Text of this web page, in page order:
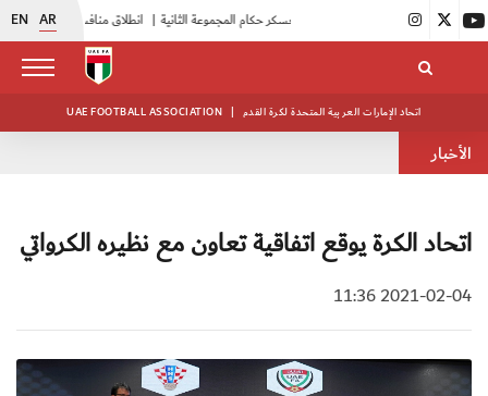
EN AR انطلاق منافسات بطولة النخبة لحرس الرئاسة | بدء فعاليات معسكر حكام المجموعة الثانية |
UAE FOOTBALL ASSOCIATION | اتحاد الإمارات العربية المتحدة لكرة القدم
الأخبار
اتحاد الكرة يوقع اتفاقية تعاون مع نظيره الكرواتي
2021-02-04 11:36